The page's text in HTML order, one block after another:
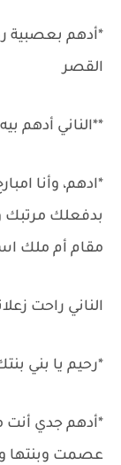
*أدهم بعصبية
القصر
**الناني أدهم
*ادهم، وأنا
بدفعلك مرتبك
مقام أم ملك
الناني راحت
*رحيم يا بني
*أدهم جدي أنت
عصمت وبنتها